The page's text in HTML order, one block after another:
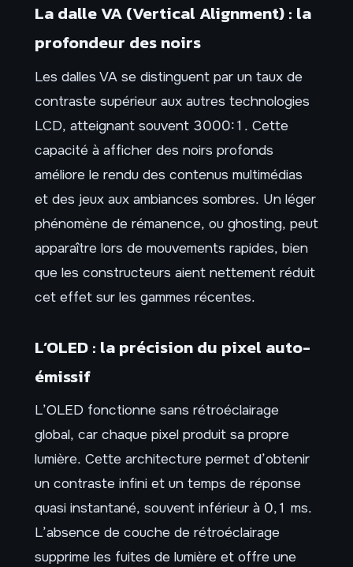
La dalle VA (Vertical Alignment) : la
profondeur des noirs
Les dalles VA se distinguent par un taux de
contraste supérieur aux autres technologies
LCD, atteignant souvent 3000:1. Cette
capacité à afficher des noirs profonds
améliore le rendu des contenus multimédias
et des jeux aux ambiances sombres. Un léger
phénomène de rémanence, ou ghosting, peut
apparaître lors de mouvements rapides, bien
que les constructeurs aient nettement réduit
cet effet sur les gammes récentes.
L’OLED : la précision du pixel auto-
émissif
L’OLED fonctionne sans rétroéclairage
global, car chaque pixel produit sa propre
lumière. Cette architecture permet d’obtenir
un contraste infini et un temps de réponse
quasi instantané, souvent inférieur à 0,1 ms.
L’absence de couche de rétroéclairage
supprime les fuites de lumière et offre une